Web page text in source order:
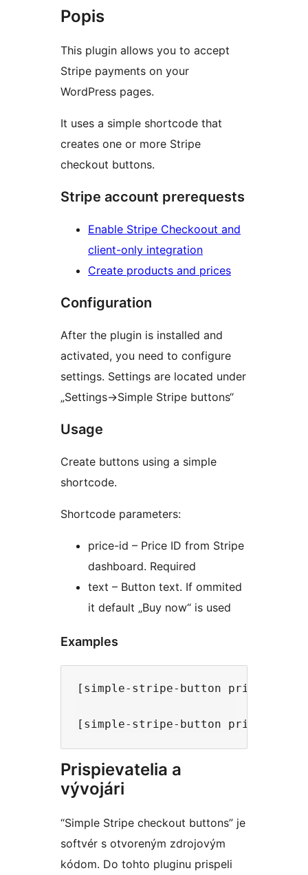
Popis
This plugin allows you to accept
Stripe payments on your
WordPress pages.
It uses a simple shortcode that
creates one or more Stripe
checkout buttons.
Stripe account prerequests
Enable Stripe Checkoout and
client-only integration
Create products and prices
Configuration
After the plugin is installed and
activated, you need to configure
settings. Settings are located under
„Settings->Simple Stripe buttons“
Usage
Create buttons using a simple
shortcode.
Shortcode parameters:
price-id – Price ID from Stripe
dashboard. Required
text – Button text. If ommited
it default „Buy now“ is used
Examples
[simple-stripe-button price-
Prispievatelia a
vývojári
“Simple Stripe checkout buttons” je
softvér s otvoreným zdrojovým
kódom. Do tohto pluginu prispeli